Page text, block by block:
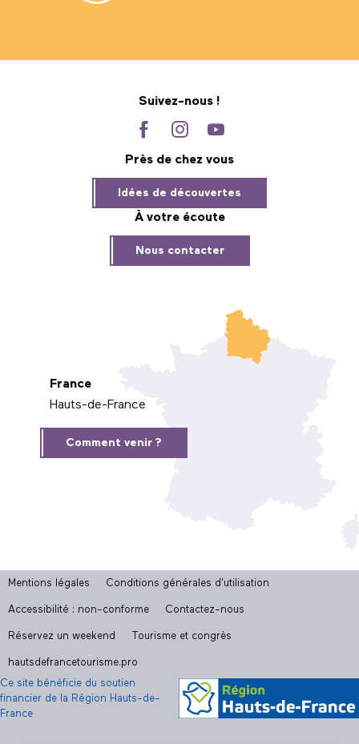
Suivez-nous !
Près de chez vous
Idées de découvertes
À votre écoute
Nous contacter
France
Hauts-de-France
Comment venir ?
Mentions légales Conditions générales d'utilisation
Accessibilité : non-conforme Contactez-nous
Réservez un weekend Tourisme et congrès
hautsdefrancetourisme.pro
Ce site bénéficie du soutien
financier de la Région Hauts-de-
France